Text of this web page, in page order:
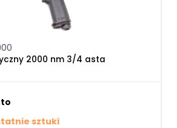
2000 nm 3/4 asta
sztuki